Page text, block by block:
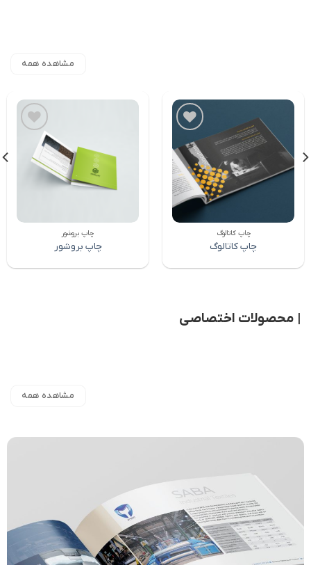
مشاهده همه
افزودن
به
علاقه
مندی
ها
چاپ کاتالوگ
چاپ کاتالوگ
افزودن
به
علاقه
مندی
چاپ بروشور
چاپ بروشور
| محصولات اختصاصی
مشاهده همه